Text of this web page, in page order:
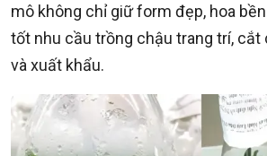
mô không chỉ giữ form đẹp, hoa
tốt nhu cầu trồng chậu trang trí, cắt
và xuất khẩu.